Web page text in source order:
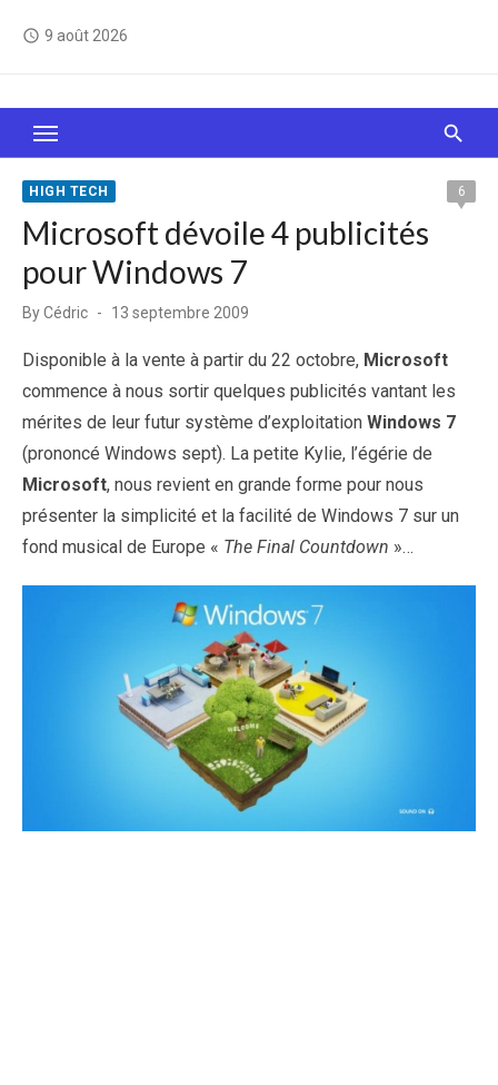
access_time 9 août 2026
Le Web, c'est comme une boîte de chocolats… On
sait jamais sur quoi on va tomber !
HIGH TECH 6
Microsoft dévoile 4 publicités
pour Windows 7
ByCédric
Posted
13 septembre 2009
Disponible à la vente à partir du 22 octobre, Microsoft
commence à nous sortir quelques publicités vantant les
mérites de leur futur système d’exploitation Windows 7
(prononcé Windows sept). La petite Kylie, l’égérie de
Microsoft, nous revient en grande forme pour nous
présenter la simplicité et la facilité de Windows 7 sur un
fond musical de Europe « The Final Countdown »…